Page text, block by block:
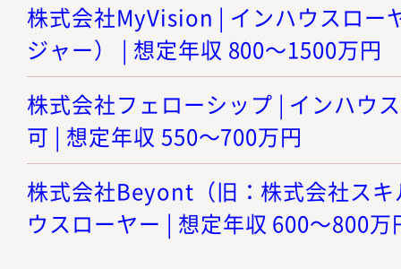
株式会社MyVision | インハウスロー
ジャー） | 想定年収 800～1500万円
株式会社フェローシップ | インハウ
可 | 想定年収 550～700万円
株式会社Beyont（旧：株式会社ス
ウスローヤー | 想定年収 600～800万